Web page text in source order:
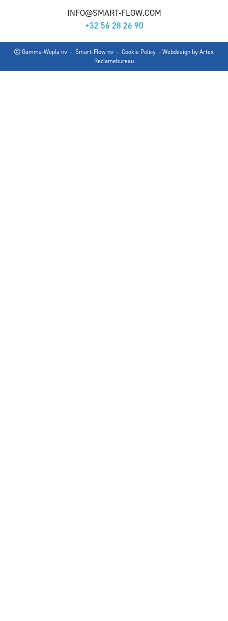
INFO@SMART-FLOW.COM
+32 56 28 26 90
Gamma-Wopla nv - Smart-Flow nv - Cookie Policy - Webdesign byArtex
Reclamebureau